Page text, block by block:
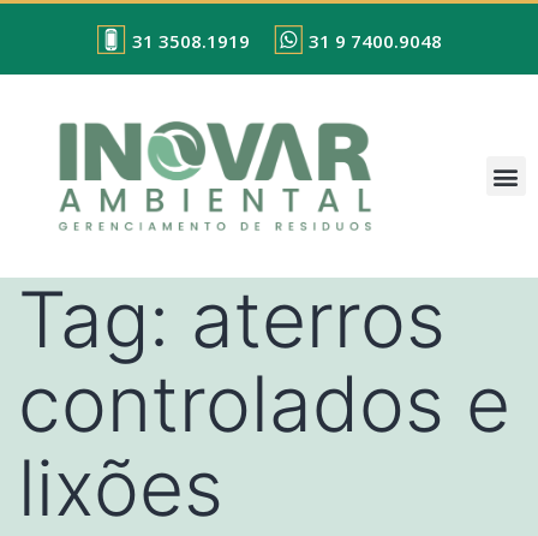
31 3508.1919 31 9 7400.9048
Tag: aterros
controlados e
lixões